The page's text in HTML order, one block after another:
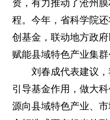
资，有力推动了沧州
程。今年，省科学院
创基金，联动地方政
赋能县域特色产业集群
刘春成代表建议
引导基金作用，做大
源向县域特色产业、